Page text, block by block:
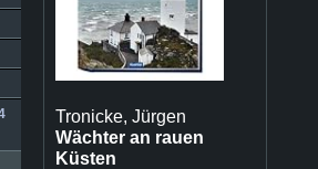
Tronicke, Jürgen
Wächter an rauen
Küsten